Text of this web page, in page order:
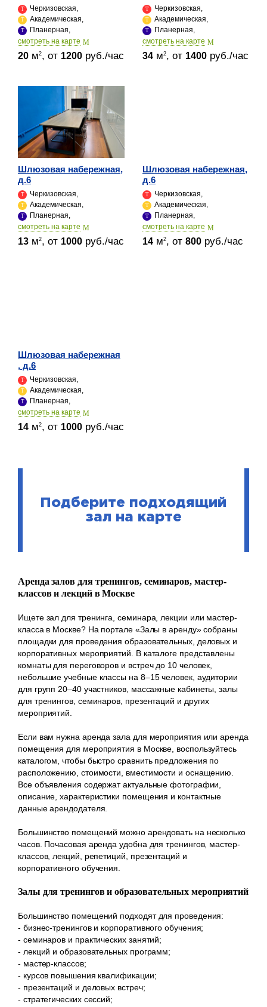
Черкизовская,
Академическая,
Планерная,
cмотреть на карте
20 м2, от 1200 руб./час
Черкизовская,
Академическая,
Планерная,
cмотреть на карте
34 м2, от 1400 руб./час
Шлюзовая набережная,
д.6
Черкизовская,
Академическая,
Планерная,
cмотреть на карте
13 м2, от 1000 руб./час
Шлюзовая набережная,
д.6
Черкизовская,
Академическая,
Планерная,
cмотреть на карте
14 м2, от 800 руб./час
Шлюзовая набережная
, д.6
Черкизовская,
Академическая,
Планерная,
cмотреть на карте
14 м2, от 1000 руб./час
Подберите подходящий
зал на карте
Аренда залов для тренингов, семинаров, мастер-
классов и лекций в Москве
Ищете зал для тренинга, семинара, лекции или мастер-
класса в Москве? На портале «Залы в аренду» собраны
площадки для проведения образовательных, деловых и
корпоративных мероприятий. В каталоге представлены
комнаты для переговоров и встреч до 10 человек,
небольшие учебные классы на 8–15 человек, аудитории
для групп 20–40 участников, массажные кабинеты, залы
для тренингов, семинаров, презентаций и других
мероприятий.
Если вам нужна аренда зала для мероприятия или аренда
помещения для мероприятия в Москве, воспользуйтесь
каталогом, чтобы быстро сравнить предложения по
расположению, стоимости, вместимости и оснащению.
Все объявления содержат актуальные фотографии,
описание, характеристики помещения и контактные
данные арендодателя.
Большинство помещений можно арендовать на несколько
часов. Почасовая аренда удобна для тренингов, мастер-
классов, лекций, репетиций, презентаций и
корпоративного обучения.
Залы для тренингов и образовательных мероприятий
Большинство помещений подходят для проведения:
- бизнес-тренингов и корпоративного обучения;
- семинаров и практических занятий;
- лекций и образовательных программ;
- мастер-классов;
- курсов повышения квалификации;
- презентаций и деловых встреч;
- стратегических сессий;